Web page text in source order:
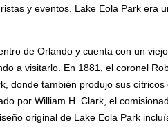
y eventos. Lake Eola Park era
de Orlando y cuenta con un
a visitarlo. En 1881, el coronel
donde también produjo sus
por William H. Clark, el
original de Lake Eola Park